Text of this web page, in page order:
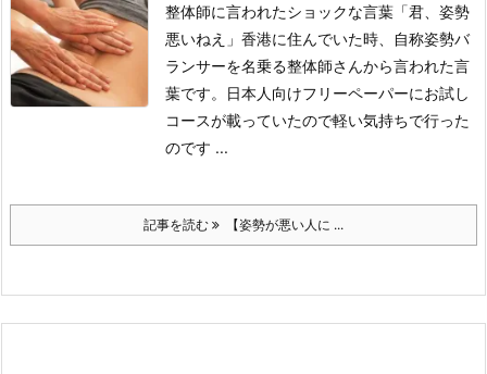
整体師に言われたショックな言葉 「君、姿勢
悪いねえ」 香港に住んでいた時、自称姿勢バ
ランサーを名乗る整体師さんから言われた言
葉です。
日本人向けフリーペーパーにお試し
コースが載っていたので軽い気持ちで行った
のです ...
記事を読む 【姿勢が悪い人に ...